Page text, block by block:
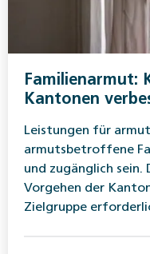
Familienarmut:
Kantonen
Leistungen für
armutsbetroffene
und zugänglich
Vorgehen der
Zielgruppe